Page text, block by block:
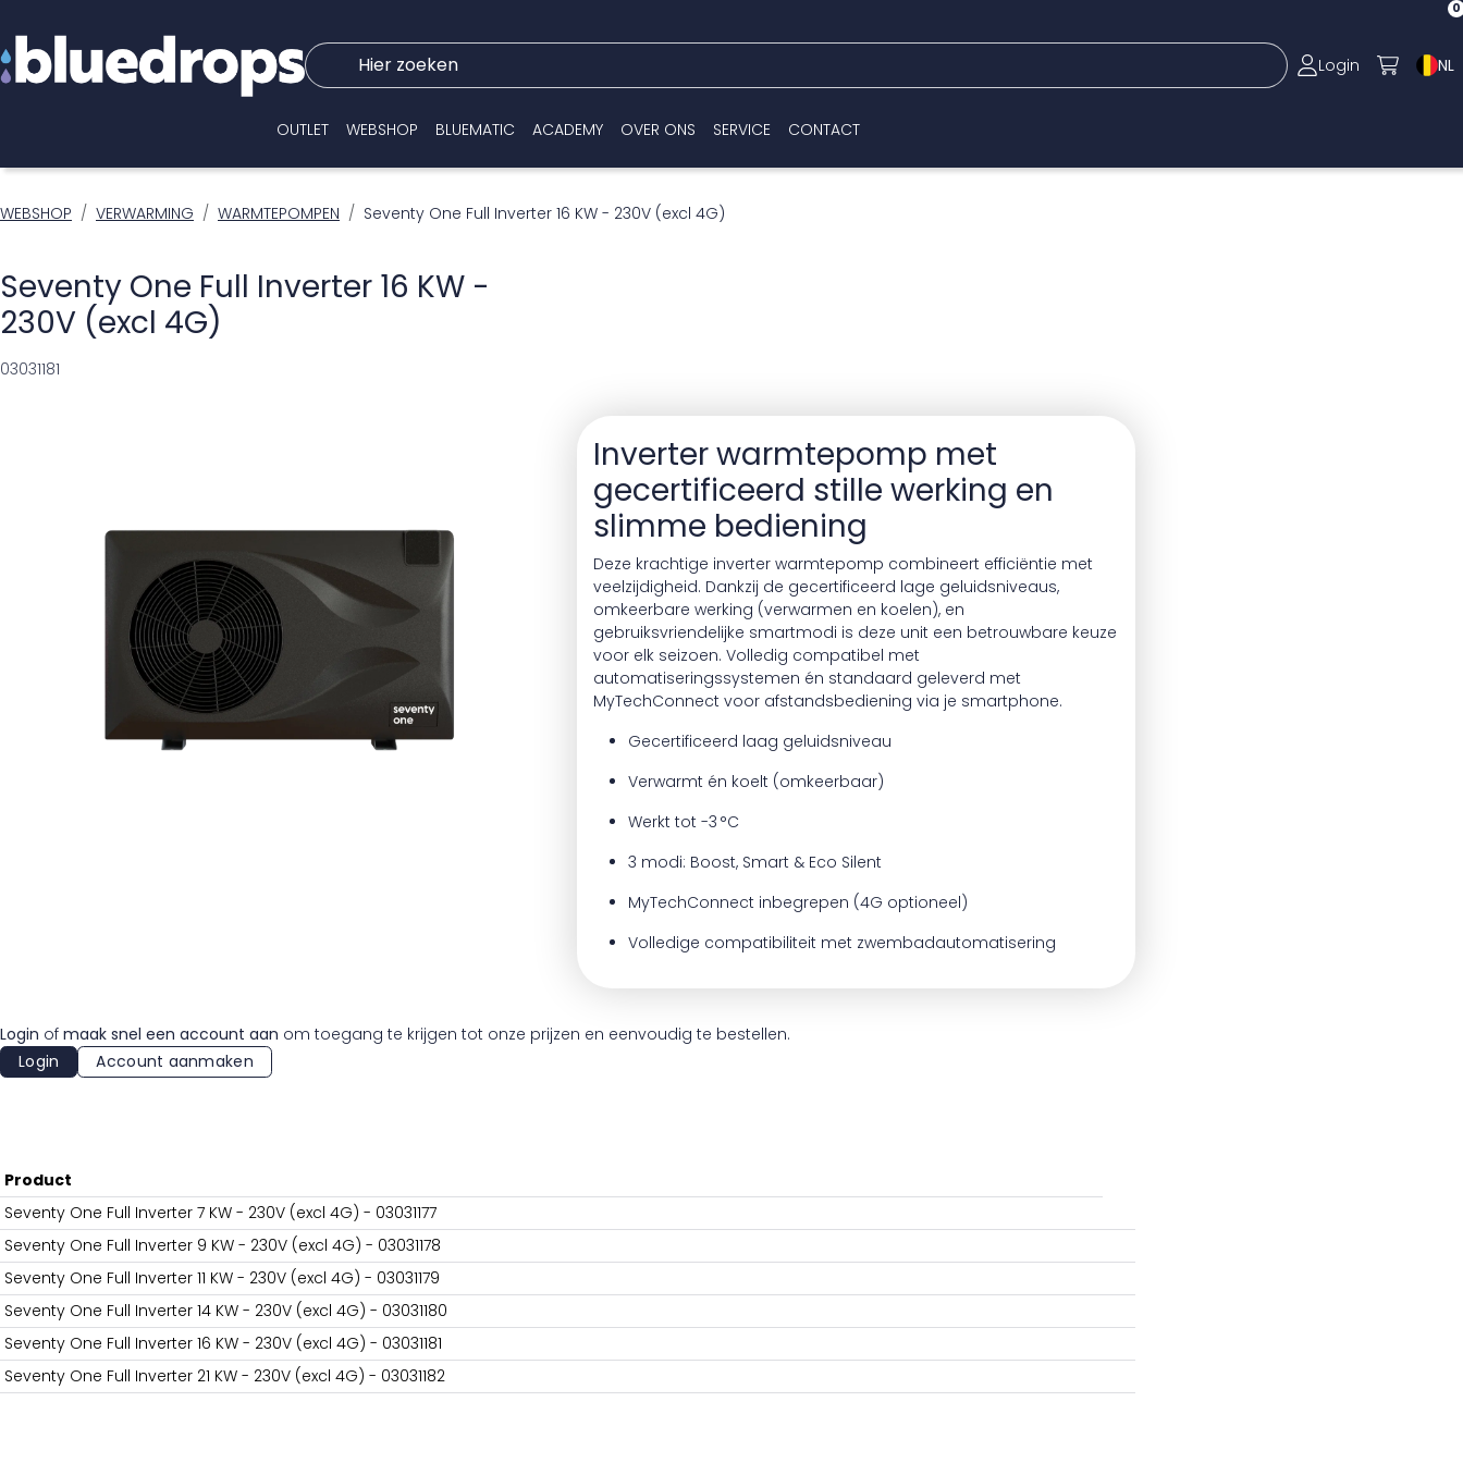
Hier zoeken
Login
0
NL
OUTLET WEBSHOP BLUEMATIC ACADEMY OVER ONS SERVICE CONTACT
WEBSHOP VERWARMING WARMTEPOMPEN Seventy One Full Inverter 16 KW - 230V (excl 4G)
Seventy One Full Inverter 16 KW -
230V (excl 4G)
03031181
Inverter warmtepomp met
gecertificeerd stille werking en
slimme bediening
Deze krachtige inverter warmtepomp combineert efficiëntie met
veelzijdigheid. Dankzij de gecertificeerd lage geluidsniveaus,
omkeerbare werking (verwarmen en koelen), en
gebruiksvriendelijke smartmodi is deze unit een betrouwbare keuze
voor elk seizoen. Volledig compatibel met
automatiseringssystemen én standaard geleverd met
MyTechConnect voor afstandsbediening via je smartphone.
Gecertificeerd laag geluidsniveau
Verwarmt én koelt (omkeerbaar)
Werkt tot -3 °C
3 modi: Boost, Smart & Eco Silent
MyTechConnect inbegrepen (4G optioneel)
Volledige compatibiliteit met zwembadautomatisering
Login of maak snel een account aan om toegang te krijgen tot onze prijzen en eenvoudig te bestellen.
Login
Account aanmaken
Product
Seventy One Full Inverter 7 KW - 230V (excl 4G) - 03031177
Seventy One Full Inverter 9 KW - 230V (excl 4G) - 03031178
Seventy One Full Inverter 11 KW - 230V (excl 4G) - 03031179
Seventy One Full Inverter 14 KW - 230V (excl 4G) - 03031180
Seventy One Full Inverter 16 KW - 230V (excl 4G) - 03031181
Seventy One Full Inverter 21 KW - 230V (excl 4G) - 03031182